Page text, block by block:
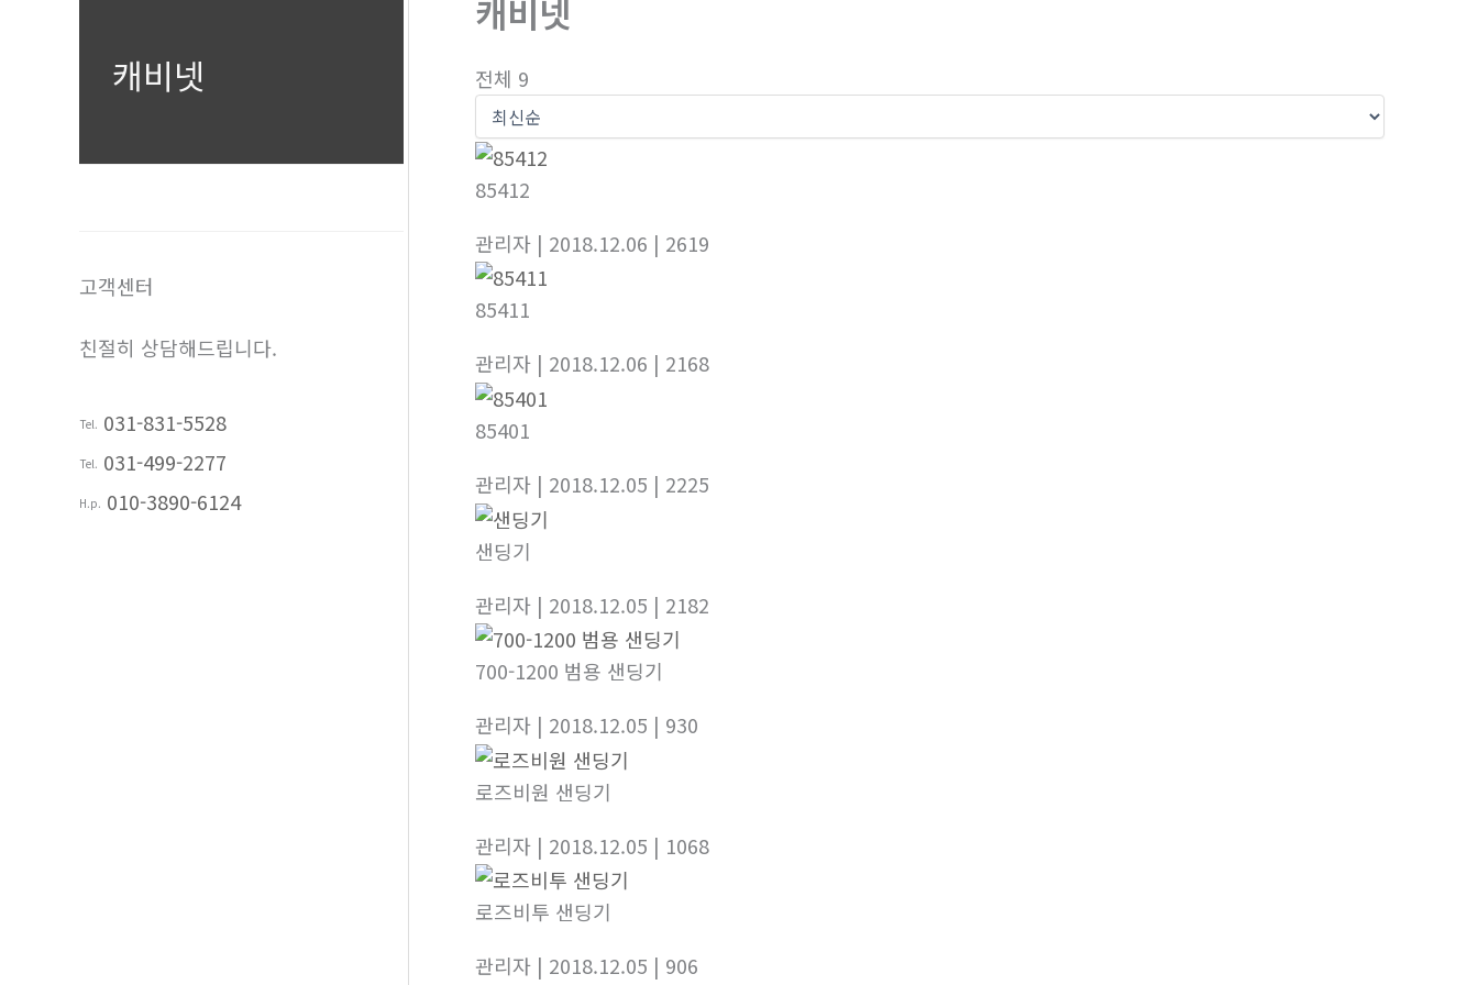
캐비넷
고객센터
친절히 상담해드립니다.
Tel. 031-831-5528
Tel. 031-499-2277
H.p. 010-3890-6124
캐비넷
전체 9
85412
관리자 | 2018.12.06 | 2619
85411
관리자 | 2018.12.06 | 2168
85401
관리자 | 2018.12.05 | 2225
샌딩기
관리자 | 2018.12.05 | 2182
700-1200 범용 샌딩기
관리자 | 2018.12.05 | 930
로즈비원 샌딩기
관리자 | 2018.12.05 | 1068
로즈비투 샌딩기
관리자 | 2018.12.05 | 906